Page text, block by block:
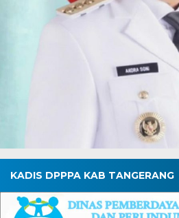
KADIS DPPPA KAB TANGERANG